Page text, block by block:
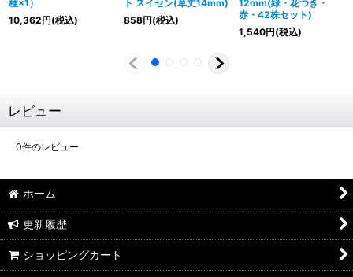
種×1）
10,362円(税込)
ト スイセン(草丈14mm)
858円(税込)
12mm(緑・花つき・
赤・42株セット)
1,540円(税込)
レビュー
0件のレビュー
ホーム
更新履歴
ショッピングカート